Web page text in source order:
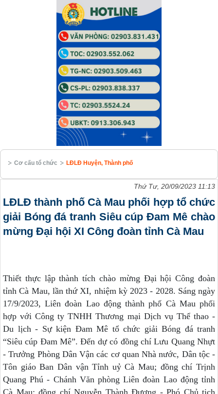
Cơ cấu tổ chức LĐLĐ Huyện, Thành phố
Thứ Tư, 20/09/2023 11:13
LĐLĐ thành phố Cà Mau phối hợp tổ chức
giải Bóng đá tranh Siêu cúp Đam Mê chào
mừng Đại hội XI Công đoàn tỉnh Cà Mau
Thiết thực lập thành tích chào mừng Đại hội Công đoàn
tỉnh Cà Mau, lần thứ XI, nhiệm kỳ 2023 - 2028. Sáng ngày
17/9/2023, Liên đoàn Lao động thành phố Cà Mau phối
hợp với Công ty TNHH Thương mại Dịch vụ Thể thao -
Du lịch - Sự kiện Đam Mê tổ chức giải Bóng đá tranh
“Siêu cúp Đam Mê”. Đến dự có đồng chí Lưu Quang Nhựt
- Trưởng Phòng Dân Vận các cơ quan Nhà nước, Dân tộc -
Tôn giáo Ban Dân vận Tỉnh uỷ Cà Mau; đồng chí Trịnh
Quang Phú - Chánh Văn phòng Liên đoàn Lao động tỉnh
Cà Mau; đồng chí Nguyễn Thành Đương - Phó Chủ tịch